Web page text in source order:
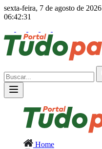
sexta-feira, 7 de agosto de 2026
06:42:32
Home